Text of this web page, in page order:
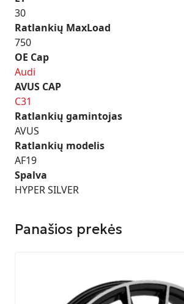
30
Ratlankių MaxLoad
750
OE Cap
Audi
AVUS CAP
C31
Ratlankių gamintojas
AVUS
Ratlankių modelis
AF19
Spalva
HYPER SILVER
Panašios prekės